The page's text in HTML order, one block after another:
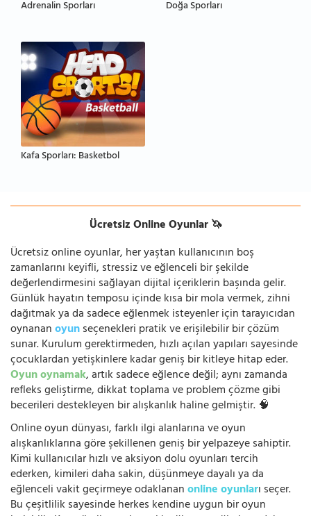
Adrenalin Sporları Doğa Sporları
Kafa Sporları: Basketbol
Ücretsiz Online Oyunlar 🦄
Ücretsiz online oyunlar, her yaştan kullanıcının boş
zamanlarını keyifli, stressiz ve eğlenceli bir şekilde
değerlendirmesini sağlayan dijital içeriklerin başında gelir.
Günlük hayatın temposu içinde kısa bir mola vermek, zihni
dağıtmak ya da sadece eğlenmek isteyenler için tarayıcıdan
oynananoyunseçenekleri pratik ve erişilebilir bir çözüm
sunar. Kurulum gerektirmeden, hızlı açılan yapıları sayesinde
çocuklardan yetişkinlere kadar geniş bir kitleye hitap eder.
Oyun oynamak, artık sadece eğlence değil; aynı zamanda
refleks geliştirme, dikkat toplama ve problem çözme gibi
becerileri destekleyen bir alışkanlık haline gelmiştir. 🧠
Online oyun dünyası, farklı ilgi alanlarına ve oyun
alışkanlıklarına göre şekillenen geniş bir yelpazeye sahiptir.
Kimi kullanıcılar hızlı ve aksiyon dolu oyunları tercih
ederken, kimileri daha sakin, düşünmeye dayalı ya da
eğlenceli vakit geçirmeye odaklananonline oyunları seçer.
Bu çeşitlilik sayesinde herkes kendine uygun bir oyun